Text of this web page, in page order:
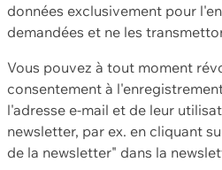
données exclusivement pour
demandées et ne les
Vous pouvez à tout moment
consentement à
l'adresse e-mail et de leur
newsletter, par ex. en cliquant
de la newsletter" dans la